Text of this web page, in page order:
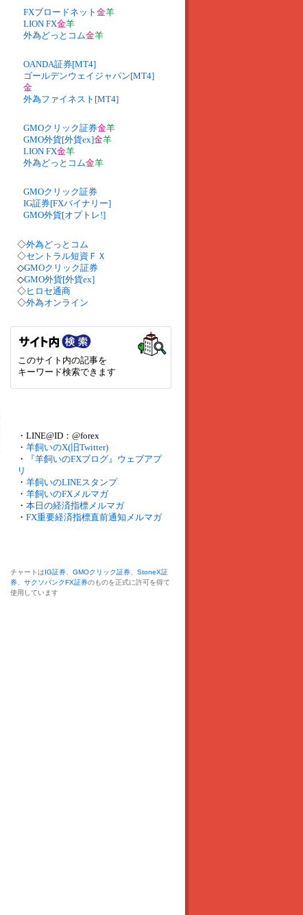
FXブロードネット 金羊
LION FX金羊
外為どっとコム金羊
OANDA証券[MT4]
ゴールデンウェイジャパン[MT4]
金
外為ファイネスト[MT4]
GMOクリック証券金羊
GMO外貨[外貨ex]金羊
LION FX金羊
外為どっとコム金羊
GMOクリック証券
IG証券[FXバイナリー]
GMO外貨[オプトレ!]
◇外為どっとコム
◇セントラル短資ＦＸ
◇GMOクリック証券
◇GMO外貨[外貨ex]
◇ヒロセ通商
◇外為オンライン
このサイト内の記事を
キーワード検索できます
・LINE@ID：@forex
・ 羊飼いのX(旧Twitter)
・
『羊飼いのFXブログ』ウェブアプ
リ
・ 羊飼いのLINEスタンプ
・ 羊飼いのFXメルマガ
・ 本日の経済指標メルマガ
・ FX重要経済指標直前通知メルマガ
チャートはIG証券 GMOクリック証券
StoneX証
券
サクソバンクFX証券のものを正式に許可を得て
使用しています